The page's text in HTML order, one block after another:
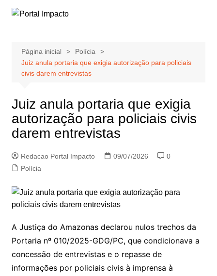
para
Página inicial
Polícia
Juiz anula portaria que exigia autorização para policiais
civis darem entrevistas
Juiz anula portaria que exigia
autorização para policiais civis
darem entrevistas
Redacao Portal Impacto 09/07/2026
0
Polícia
A Justiça do Amazonas declarou nulos trechos da
Portaria nº 010/2025-GDG/PC, que condicionava a
concessão de entrevistas e o repasse de
informações por policiais civis à imprensa à